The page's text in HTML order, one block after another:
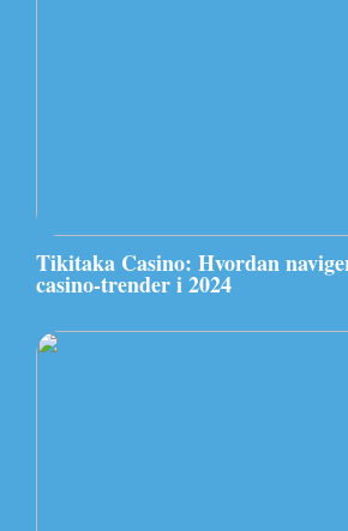
Tikitaka Casino: Hvordan
casino-trender i 2024